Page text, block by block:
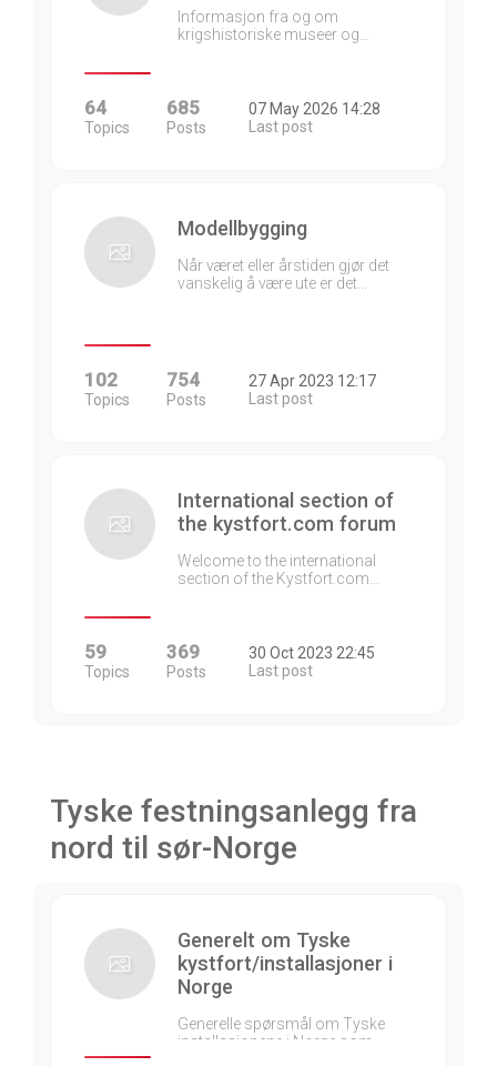
Informasjon fra og om
krigshistoriske museer og…
64
Topics
685
Posts
07 May 2026 14:28
Last post
Modellbygging
Når været eller årstiden gjør det
vanskelig å være ute er det…
102
Topics
754
Posts
27 Apr 2023 12:17
Last post
International section of
the kystfort.com forum
Welcome to the international
section of the Kystfort.com…
59
Topics
369
Posts
30 Oct 2023 22:45
Last post
Tyske festningsanlegg fra
nord til sør-Norge
Generelt om Tyske
kystfort/installasjoner i
Norge
Generelle spørsmål om Tyske
installasjonene i Norge som…